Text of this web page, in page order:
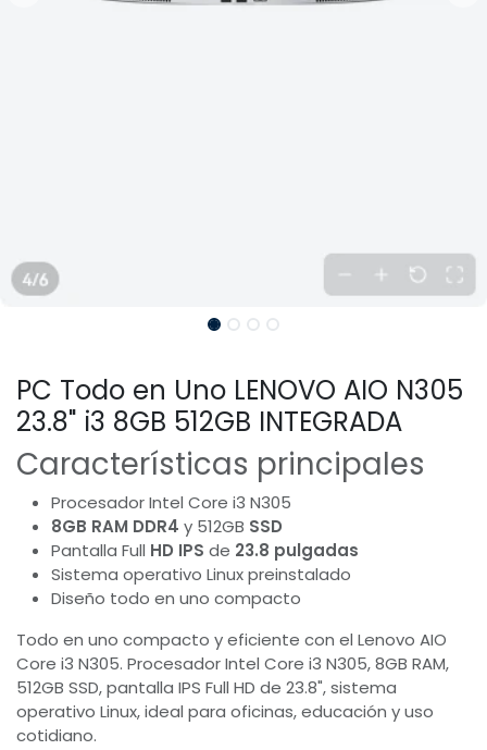
PC Todo en Uno LENOVO AIO N305
23.8" i3 8GB 512GB INTEGRADA
Características principales
Procesador Intel Core i3 N305
8GB RAM DDR4 y 512GB SSD
Pantalla Full HD IPS de 23.8 pulgadas
Sistema operativo Linux preinstalado
Diseño todo en uno compacto
Todo en uno compacto y eficiente con el Lenovo AIO
Core i3 N305. Procesador Intel Core i3 N305, 8GB RAM,
512GB SSD, pantalla IPS Full HD de 23.8", sistema
operativo Linux, ideal para oficinas, educación y uso
cotidiano.